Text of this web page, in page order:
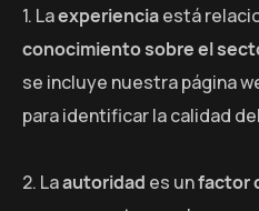
1. Laexperienciaestá
conocimiento sobre el
se incluye nuestra página
para identificar la calidad
2. Laautoridad es unfactor